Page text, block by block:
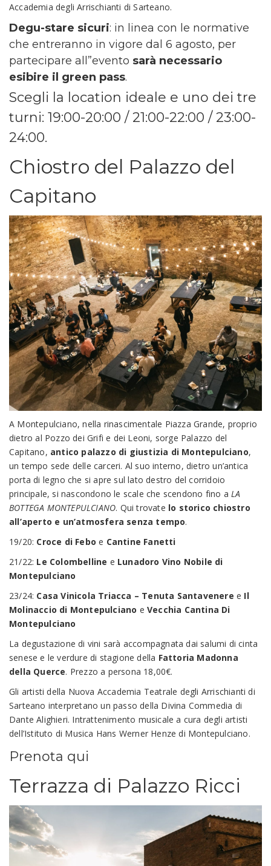
Accademia degli Arrischianti di Sarteano.
Degu-stare sicuri: in linea con le normative
che entreranno in vigore dal 6 agosto, per
partecipare all”evento sarà necessario
esibire il green pass.
Scegli la location ideale e uno dei tre
turni: 19:00-20:00 / 21:00-22:00 / 23:00-
24:00.
Chiostro del Palazzo del
Capitano
A Montepulciano, nella rinascimentale Piazza Grande, proprio
dietro al Pozzo dei Grifi e dei Leoni, sorge Palazzo del
Capitano, antico palazzo di giustizia di Montepulciano,
un tempo sede delle carceri. Al suo interno, dietro un’antica
porta di legno che si apre sul lato destro del corridoio
principale, si nascondono le scale che scendono fino aLA
BOTTEGA MONTEPULCIANO. Qui trovate lo storico chiostro
all’aperto e un’atmosfera senza tempo.
19/20: Croce di Febo e Cantine Fanetti
21/22: Le Colombelline e Lunadoro Vino Nobile di
Montepulciano
23/24: Casa Vinicola Triacca – Tenuta Santaveneree Il
Molinaccio di Montepulciano eVecchia Cantina Di
Montepulciano
La degustazione di vini sarà accompagnata dai salumi di cinta
senese e le verdure di stagione della Fattoria Madonna
della Querce. Prezzo a persona 18,00€.
Gli artisti della Nuova Accademia Teatrale degli Arrischianti di
Sarteano interpretano un passo della Divina Commedia di
Dante Alighieri. Intrattenimento musicale a cura degli artisti
dell’Istituto di Musica Hans Werner Henze di Montepulciano.
Prenota qui
Terrazza di Palazzo Ricci